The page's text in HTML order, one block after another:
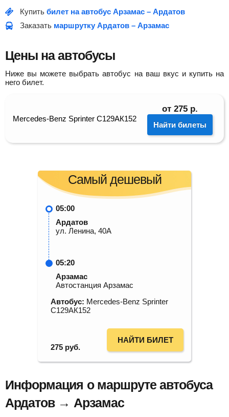
Купить билет на автобус Арзамас – Ардатов
Заказать маршрутку Ардатов – Арзамас
Цены на автобусы
Ниже вы можете выбрать автобус на ваш вкус и купить на
него билет.
Mercedes-Benz Sprinter С129АК152
от 275 р.
Найти билеты
Самый дешевый
05:00
Ардатов
ул. Ленина, 40А
05:20
Арзамас
Автостанция Арзамас
Автобус: Mercedes-Benz Sprinter
С129АК152
275 руб.
НАЙТИ БИЛЕТ
Информация о маршруте автобуса
Ардатов → Арзамас